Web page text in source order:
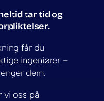
tar tid og
får du
ingeniører –
dem.
vi oss på